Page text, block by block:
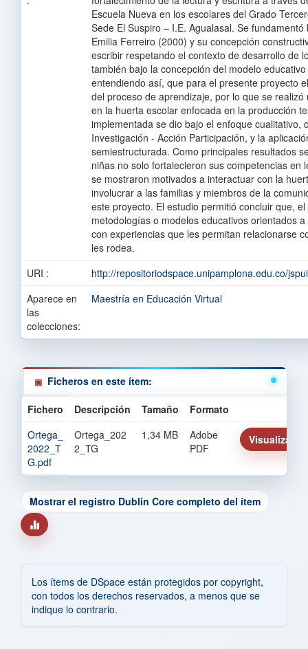
Escuela Nueva en los escolares del Grado
Sede El Suspiro – I.E. Agualasal. Se
Emilia Ferreiro (2000) y su concepción
escribir respetando el contexto de desarrollo de
también bajo la concepción del modelo
entendiendo así, que para el presente proyecto
del proceso de aprendizaje, por lo que se
en la huerta escolar enfocada en la producción
implementada se dio bajo el enfoque cualitativo,
Investigación - Acción Participación, y la
semiestructurada. Como principales resultados
niñas no solo fortalecieron sus competencias en
se mostraron motivados a interactuar con la
involucrar a las familias y miembros de la
este proyecto. El estudio permitió concluir que,
metodologías o modelos educativos orientados
con experiencias que les permitan relacionarse
les rodea.
URI :
http://repositoriodspace.unipamplona.edu.co/
Aparece en
las
colecciones:
Maestría en Educación Virtual
Ficheros en este ítem:
Fichero Descripción Tamaño
Formato
Ortega_
2022_T
G.pdf
Ortega_202
2_TG
1,34 MB
Adobe
PDF
Visualizar/
Mostrar el registro Dublin Core completo del ítem
Los ítems de DSpace están protegidos por copyright,
con todos los derechos reservados, a menos que se
indique lo contrario.